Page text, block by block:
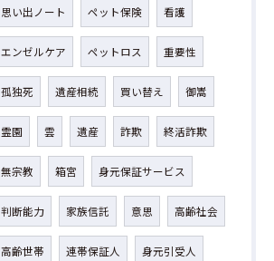
思い出ノート ペット保険 看護
エンゼルケア ペットロス 重要性
孤独死 遺産相続 買い替え 御嵩
霊園 雲 遺産 詐欺 終活詐欺
無宗教 箱宮 身元保証サービス
判断能力 家族信託 意思 高齢社会
高齢世帯 連帯保証人 身元引受人